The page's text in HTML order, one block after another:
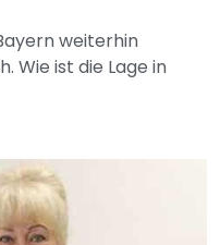
weiterhin
Wie ist die Lage in